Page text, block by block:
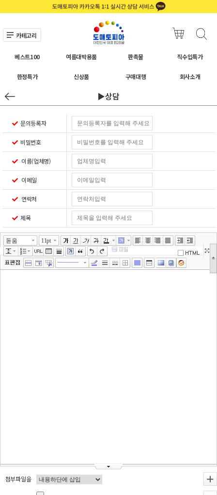
카테고리
베스트100 여름대박용품 판촉물 직수입특가
한정특가 신상품 구매대행 회사소개
▶상담
문의등록자
비밀번호
이름(업체명)
이메일
연락처
제목
돋움 11pt
첨부파일을